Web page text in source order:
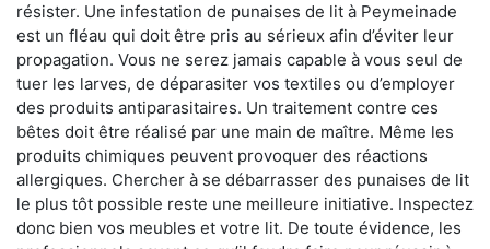
résister. Une infestation de punaises de lit à Peymeinade
est un fléau qui doit être pris au sérieux afin d’éviter leur
propagation. Vous ne serez jamais capable à vous seul de
tuer les larves, de déparasiter vos textiles ou d’employer
des produits antiparasitaires. Un traitement contre ces
bêtes doit être réalisé par une main de maître. Même les
produits chimiques peuvent provoquer des réactions
allergiques. Chercher à se débarrasser des punaises de lit
le plus tôt possible reste une meilleure initiative. Inspectez
donc bien vos meubles et votre lit. De toute évidence, les